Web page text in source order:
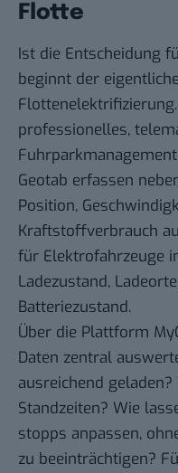
Flotte
Ist die Entscheidung
beginnt der
professionelles,
Geotab erfassen
Position,
Kraftstoffverbrauch
für Elektrofahrzeuge
Ladezustand,
Batteriezustand.
Über die Plattform
Daten zentral
ausreichend
Standzeiten? Wie
stopps anpassen,
zu beeinträchtigen?